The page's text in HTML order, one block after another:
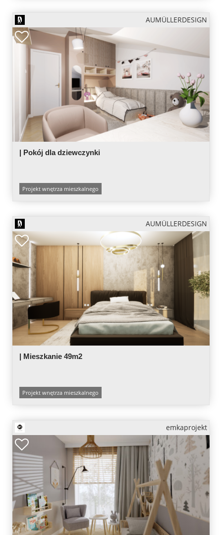
AUMÜLLERDESIGN
| Pokój dla dziewczynki
Projekt wnętrza mieszkalnego
AUMÜLLERDESIGN
| Mieszkanie 49m2
Projekt wnętrza mieszkalnego
emkaprojekt